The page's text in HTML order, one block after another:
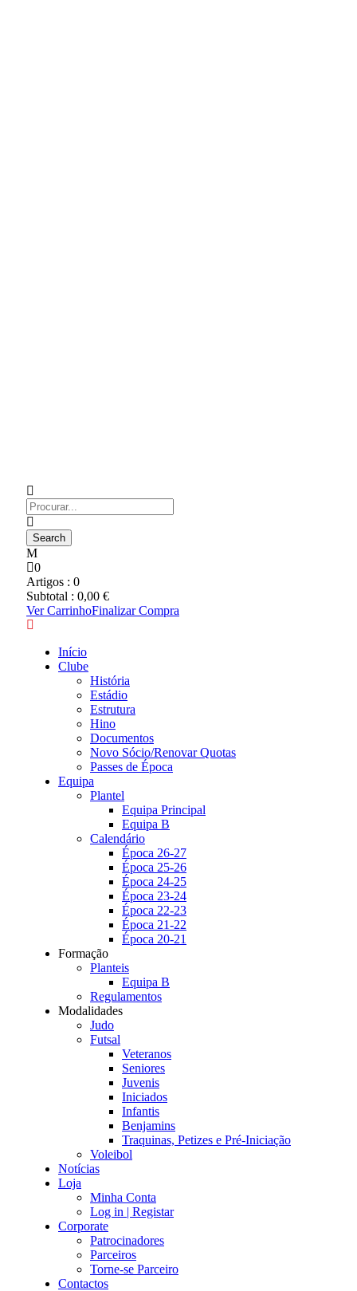
0
Artigos : 0
Subtotal : 0,00 €
Ver CarrinhoFinalizar Compra
Início
Clube
História
Estádio
Estrutura
Hino
Documentos
Novo Sócio/Renovar Quotas
Passes de Época
Equipa
Plantel
Equipa Principal
Equipa B
Calendário
Época 26-27
Época 25-26
Época 24-25
Época 23-24
Época 22-23
Época 21-22
Época 20-21
Formação
Planteis
Equipa B
Regulamentos
Modalidades
Judo
Futsal
Veteranos
Seniores
Juvenis
Iniciados
Infantis
Benjamins
Traquinas, Petizes e Pré-Iniciação
Voleibol
Notícias
Loja
Minha Conta
Log in | Registar
Corporate
Patrocinadores
Parceiros
Torne-se Parceiro
Contactos